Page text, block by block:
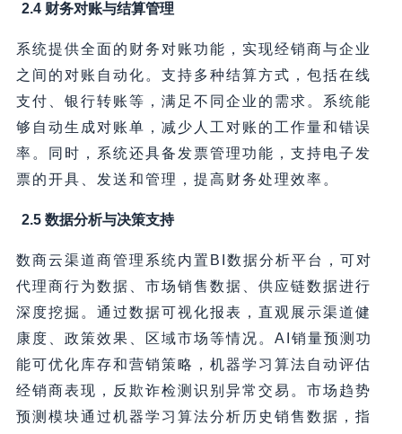
2.4 财务对账与结算管理
系统提供全面的财务对账功能，实现经销商与企业
之间的对账自动化。支持多种结算方式，包括在线
支付、银行转账等，满足不同企业的需求。系统能
够自动生成对账单，减少人工对账的工作量和错误
率。同时，系统还具备发票管理功能，支持电子发
票的开具、发送和管理，提高财务处理效率。
2.5 数据分析与决策支持
数商云渠道商管理系统内置BI数据分析平台，可对
代理商行为数据、市场销售数据、供应链数据进行
深度挖掘。通过数据可视化报表，直观展示渠道健
康度、政策效果、区域市场等情况。AI销量预测功
能可优化库存和营销策略，机器学习算法自动评估
经销商表现，反欺诈检测识别异常交易。市场趋势
预测模块通过机器学习算法分析历史销售数据，指